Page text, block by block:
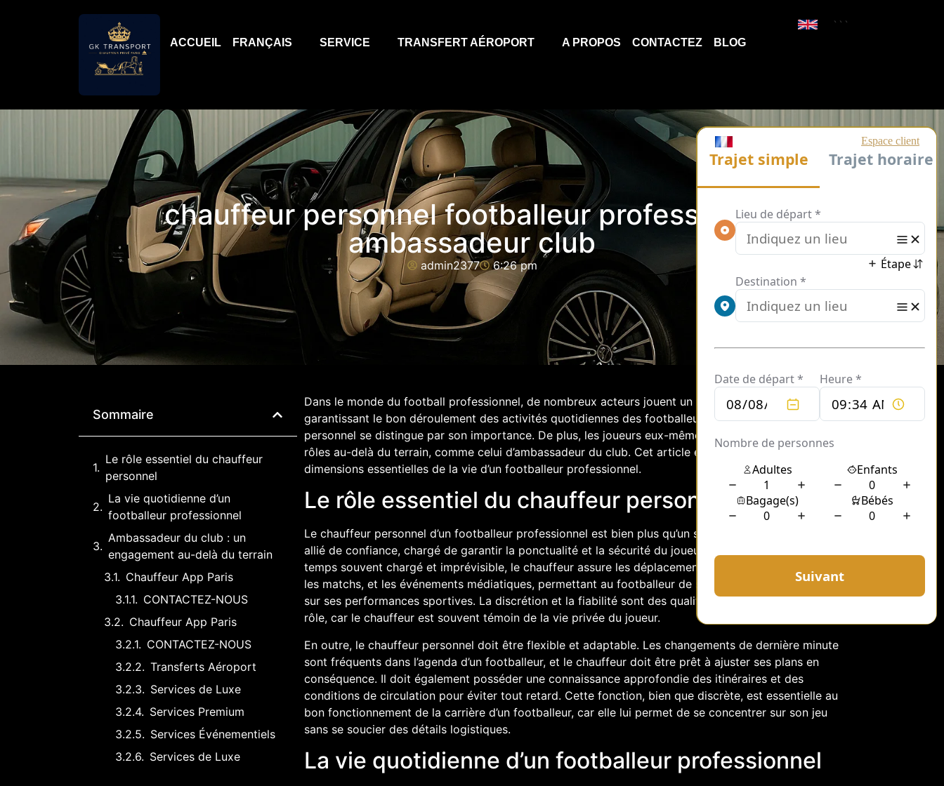
ACCUEIL FRANÇAIS SERVICE TRANSFERT AÉROPORT A PROPOS CONTACTEZ BLOG
```
chauffeur personnel footballeur professionnel
ambassadeur club
admin2377 6:26 pm
Sommaire
Le rôle essentiel du chauffeur
personnel
La vie quotidienne d’un
footballeur professionnel
Ambassadeur du club : un
engagement au-delà du terrain
Chauffeur App Paris
CONTACTEZ-NOUS
Chauffeur App Paris
CONTACTEZ-NOUS
Transferts Aéroport
Services de Luxe
Services Premium
Services Événementiels
Services de Luxe
Dans le monde du football professionnel, de nombreux acteurs jouent un rôle crucial en coulisses,
garantissant le bon déroulement des activités quotidiennes des footballeurs. Parmi eux, le chauffeur
personnel se distingue par son importance. De plus, les joueurs eux-mêmes assument souvent des
rôles au-delà du terrain, comme celui d’ambassadeur du club. Cet article explore ces deux
dimensions essentielles de la vie d’un footballeur professionnel.
Le rôle essentiel du chauffeur personnel
Le chauffeur personnel d’un footballeur professionnel est bien plus qu’un simple conducteur. Il est un
allié de confiance, chargé de garantir la ponctualité et la sécurité du joueur. Dans un emploi du
temps souvent chargé et imprévisible, le chauffeur assure les déplacements vers les entraînements,
les matchs, et les événements médiatiques, permettant au footballeur de se concentrer pleinement
sur ses performances sportives. La discrétion et la fiabilité sont des qualités primordiales pour ce
rôle, car le chauffeur est souvent témoin de la vie privée du joueur.
En outre, le chauffeur personnel doit être flexible et adaptable. Les changements de dernière minute
sont fréquents dans l’agenda d’un footballeur, et le chauffeur doit être prêt à ajuster ses plans en
conséquence. Il doit également posséder une connaissance approfondie des itinéraires et des
conditions de circulation pour éviter tout retard. Cette fonction, bien que discrète, est essentielle au
bon fonctionnement de la carrière d’un footballeur, car elle lui permet de se concentrer sur son jeu
sans se soucier des détails logistiques.
La vie quotidienne d’un footballeur professionnel